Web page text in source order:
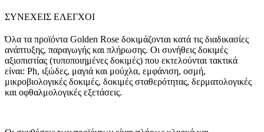
ΣΥΝΕΧΕΙΣ ΕΛΕΓΧΟΙ
Όλα τα προϊόντα Golden Rose δοκιμάζονται κατά τις διαδικασίες
ανάπτυξης, παραγωγής και πλήρωσης. Οι συνήθεις δοκιμές
αξιοπιστίας (τυποποιημένες δοκιμές) που εκτελούνται τακτικά
είναι: Ph, ιξώδες, μαγιά και μούχλα, εμφάνιση, οσμή,
μικροβιολογικές δοκιμές, δοκιμές σταθερότητας, δερματολογικές
και οφθαλμολογικές εξετάσεις.